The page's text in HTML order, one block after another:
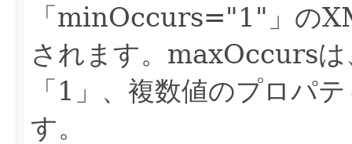
「minOccurs="1"」の
されます。maxOccurs
「1」、複数値のプロパ
す。